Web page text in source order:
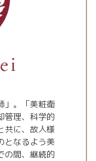
」。「美粧衛
管理、科学的
共に、故人様
となるよう美
の間、継続的